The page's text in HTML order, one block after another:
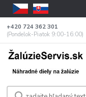
+420 724 362 301
(Pondelok-Piatok 9:00-16:00)